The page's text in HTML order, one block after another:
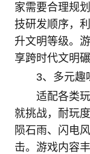
家需要合理规
技研发顺序，
升文明等级。
享跨时代文明
3、多元趣
适配各类
就挑战，耐玩
陨石雨、闪电
击。游戏内容